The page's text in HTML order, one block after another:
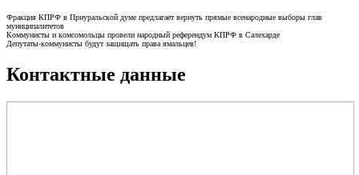
Фракция КПРФ в Приуральской думе предлагает вернуть прямые всенародные выборы глав
муниципалитетов
Коммунисты и комсомольцы провели народный референдум КПРФ в Салехарде
Депутаты-коммунисты будут защищать права ямальцев!
Контактные данные